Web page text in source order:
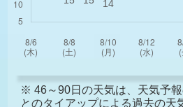
※ 46～90日の天気は、天気予
とのタイアップによる過去の天